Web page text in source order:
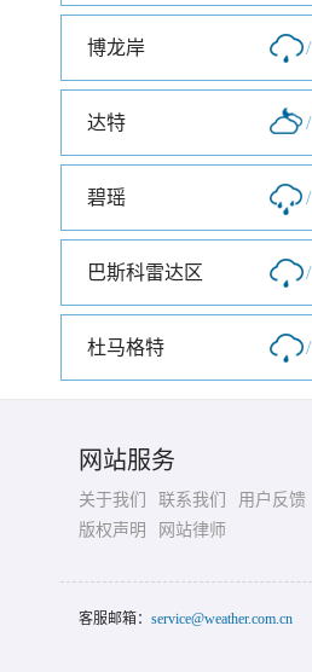
博龙岸 /
达特 /
碧瑶 /
巴斯科雷达区 /
杜马格特 /
网站服务
关于我们 联系我们
用户反馈
版权声明
网站律师
客服邮箱： service@weather.com.cn